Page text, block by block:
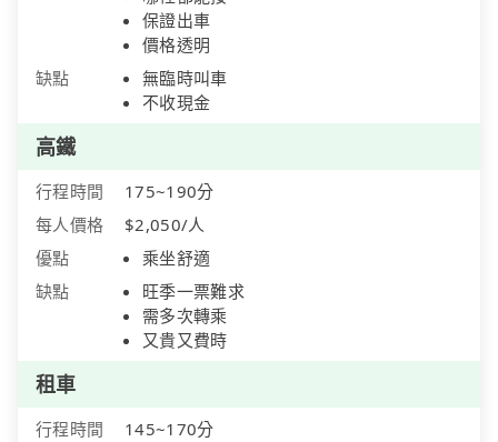
保證出車
價格透明
缺點
無臨時叫車
不收現金
高鐵
行程時間
175~190分
每人價格
$2,050/人
優點
乘坐舒適
缺點
旺季一票難求
需多次轉乘
又貴又費時
租車
行程時間
145~170分